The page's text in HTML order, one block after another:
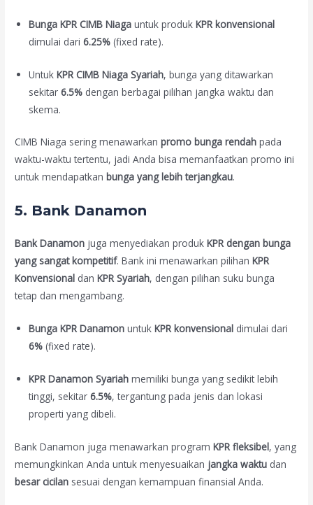
Bunga KPR CIMB Niaga untuk produkKPR konvensional
dimulai dari6.25% (fixed rate).
UntukKPR CIMB Niaga Syariah, bunga yang ditawarkan
sekitar6.5% dengan berbagai pilihan jangka waktu dan
skema.
CIMB Niaga sering menawarkanpromo bunga rendah pada
waktu-waktu tertentu, jadi Anda bisa memanfaatkan promo ini
untuk mendapatkan bunga yang lebih terjangkau.
5. Bank Danamon
Bank Danamon juga menyediakan produkKPR dengan bunga
yang sangat kompetitif. Bank ini menawarkan pilihanKPR
Konvensional danKPR Syariah, dengan pilihan suku bunga
tetap dan mengambang.
Bunga KPR Danamon untukKPR konvensional dimulai dari
6% (fixed rate).
KPR Danamon Syariah memiliki bunga yang sedikit lebih
tinggi, sekitar6.5%, tergantung pada jenis dan lokasi
properti yang dibeli.
Bank Danamon juga menawarkan programKPR fleksibel, yang
memungkinkan Anda untuk menyesuaikan jangka waktu dan
besar cicilan sesuai dengan kemampuan finansial Anda.